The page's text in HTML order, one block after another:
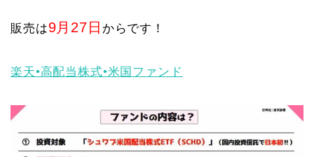
販売は9月27日 からです！
楽天•高配当株式•米国ファンド